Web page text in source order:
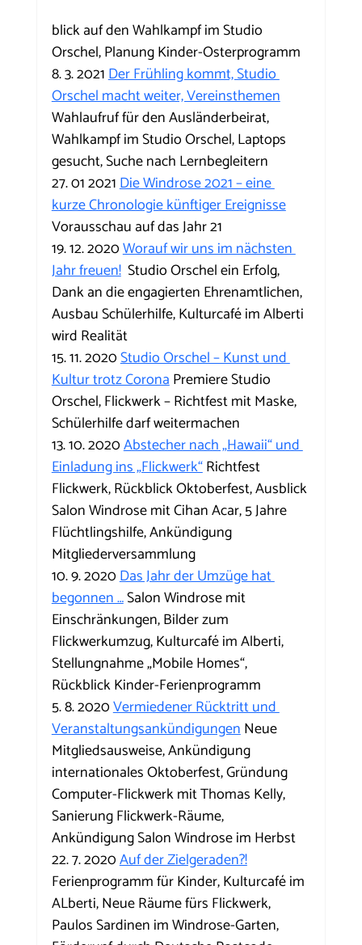
blick auf den Wahlkampf im Studio
Orschel, Planung Kinder-Osterprogramm
8. 3. 2021 Der Frühling kommt, Studio
Orschel macht weiter, Vereinsthemen
Wahlaufruf für den Ausländerbeirat,
Wahlkampf im Studio Orschel, Laptops
gesucht, Suche nach Lernbegleitern
27. 01 2021 Die Windrose 2021 – eine
kurze Chronologie künftiger Ereignisse
Vorausschau auf das Jahr 21
19. 12. 2020 Worauf wir uns im nächsten
Jahr freuen! Studio Orschel ein Erfolg,
Dank an die engagierten Ehrenamtlichen,
Ausbau Schülerhilfe, Kulturcafé im Alberti
wird Realität
15. 11. 2020 Studio Orschel – Kunst und
Kultur trotz Corona Premiere Studio
Orschel, Flickwerk – Richtfest mit Maske,
Schülerhilfe darf weitermachen
13. 10. 2020 Abstecher nach „Hawaii“ und
Einladung ins „Flickwerk“ Richtfest
Flickwerk, Rückblick Oktoberfest, Ausblick
Salon Windrose mit Cihan Acar, 5 Jahre
Flüchtlingshilfe, Ankündigung
Mitgliederversammlung
10. 9. 2020 Das Jahr der Umzüge hat
begonnen … Salon Windrose mit
Einschränkungen, Bilder zum
Flickwerkumzug, Kulturcafé im Alberti,
Stellungnahme „Mobile Homes“,
Rückblick Kinder-Ferienprogramm
5. 8. 2020 Vermiedener Rücktritt und
Veranstaltungsankündigungen Neue
Mitgliedsausweise, Ankündigung
internationales Oktoberfest, Gründung
Computer-Flickwerk mit Thomas Kelly,
Sanierung Flickwerk-Räume,
Ankündigung Salon Windrose im Herbst
22. 7. 2020 Auf der Zielgeraden?!
Ferienprogramm für Kinder, Kulturcafé im
ALberti, Neue Räume fürs Flickwerk,
Paulos Sardinen im Windrose-Garten,